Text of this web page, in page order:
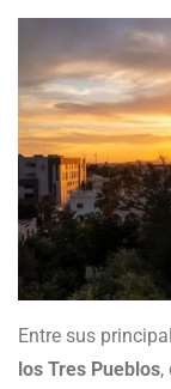
Entre sus
los Tres Pueblos,